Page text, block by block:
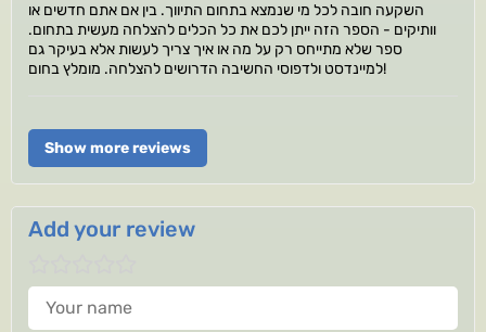
השקעה חובה לכל מי שנמצא בתחום התיווך. בין אם אתם חדשים או
וותיקים - הספר הזה ייתן לכם את כל הכלים להצלחה מעשית בתחום.
ספר שלא מתייחס רק על מה או איך צריך לעשות אלא בעיקר גם
למיינדסט ולדפוסי החשיבה הדרושים להצלחה. מומלץ בחום!
Show more reviews
Add your review
Your name